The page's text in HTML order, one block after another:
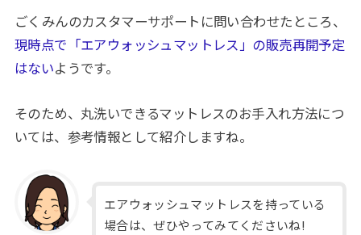
ごくみんのカスタマーサポートに問い合わせたところ、
現時点で「エアウォッシュマットレス」の販売再開予定
はないようです。
そのため、丸洗いできるマットレスのお手入れ方法につ
いては、参考情報として紹介しますね。
エアウォッシュマットレスを持っている
場合は、ぜひやってみてくださいね!